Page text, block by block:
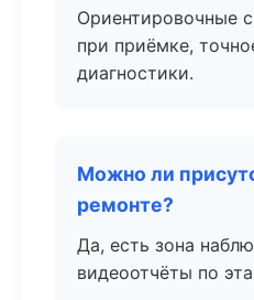
Ориентировочные
при приёмке,
диагностики.
Можно ли
ремонте?
Да, есть зона
видеоотчёты по